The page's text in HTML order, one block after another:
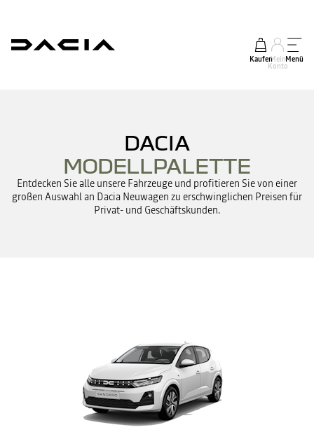
KaufenMein
Konto
Menü
DACIA
MODELLPALETTE
Entdecken Sie alle unsere Fahrzeuge und profitieren Sie von einer
großen Auswahl an Dacia Neuwagen zu erschwinglichen Preisen für
Privat- und Geschäftskunden.